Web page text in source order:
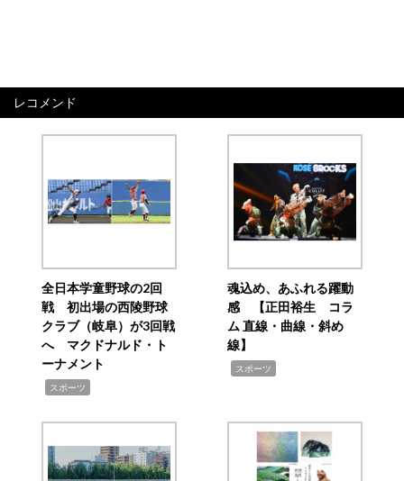
レコメンド
全日本学童野球の2回
戦 初出場の西陵野球
クラブ（岐阜）が3回戦
へ マクドナルド・ト
ーナメント
スポーツ
魂込め、あふれる躍動
感 【正田裕生 コラ
ム 直線・曲線・斜め
線】
スポーツ